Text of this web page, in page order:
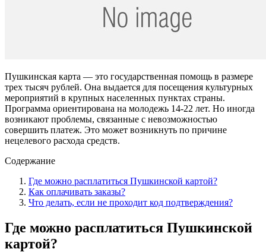
Пушкинская карта — это государственная помощь в размере
трех тысяч рублей. Она выдается для посещения культурных
мероприятий в крупных населенных пунктах страны.
Программа ориентирована на молодежь 14-22 лет. Но иногда
возникают проблемы, связанные с невозможностью
совершить платеж. Это может возникнуть по причине
нецелевого расхода средств.
Содержание
Где можно расплатиться Пушкинской картой?
Как оплачивать заказы?
Что делать, если не проходит код подтверждения?
Где можно расплатиться Пушкинской
картой?